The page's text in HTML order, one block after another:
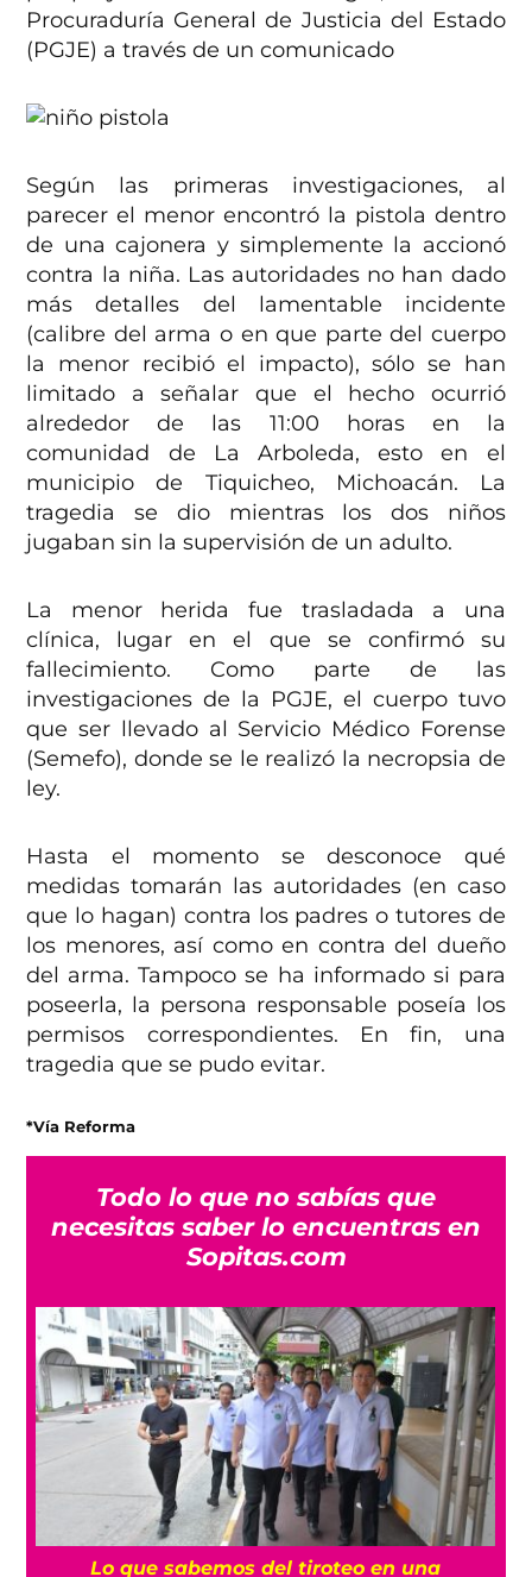
Procuraduría General de Justicia del Estado
(PGJE) a través de un comunicado
Según las primeras investigaciones, al
parecer el menor encontró la pistola dentro
de una cajonera y simplemente la accionó
contra la niña. Las autoridades no han dado
más detalles del lamentable incidente
(calibre del arma o en que parte del cuerpo
la menor recibió el impacto), sólo se han
limitado a señalar que el hecho ocurrió
alrededor de las 11:00 horas en la
comunidad de La Arboleda, esto en el
municipio de Tiquicheo, Michoacán. La
tragedia se dio mientras los dos niños
jugaban sin la supervisión de un adulto.
La menor herida fue trasladada a una
clínica, lugar en el que se confirmó su
fallecimiento. Como parte de las
investigaciones de la PGJE, el cuerpo tuvo
que ser llevado al Servicio Médico Forense
(Semefo), donde se le realizó la necropsia de
ley.
Hasta el momento se desconoce qué
medidas tomarán las autoridades (en caso
que lo hagan) contra los padres o tutores de
los menores, así como en contra del dueño
del arma. Tampoco se ha informado si para
poseerla, la persona responsable poseía los
permisos correspondientes. En fin, una
tragedia que se pudo evitar.
*Vía Reforma
Todo lo que no sabías que
necesitas saber lo encuentras en
Sopitas.com
Lo que sabemos del tiroteo en una